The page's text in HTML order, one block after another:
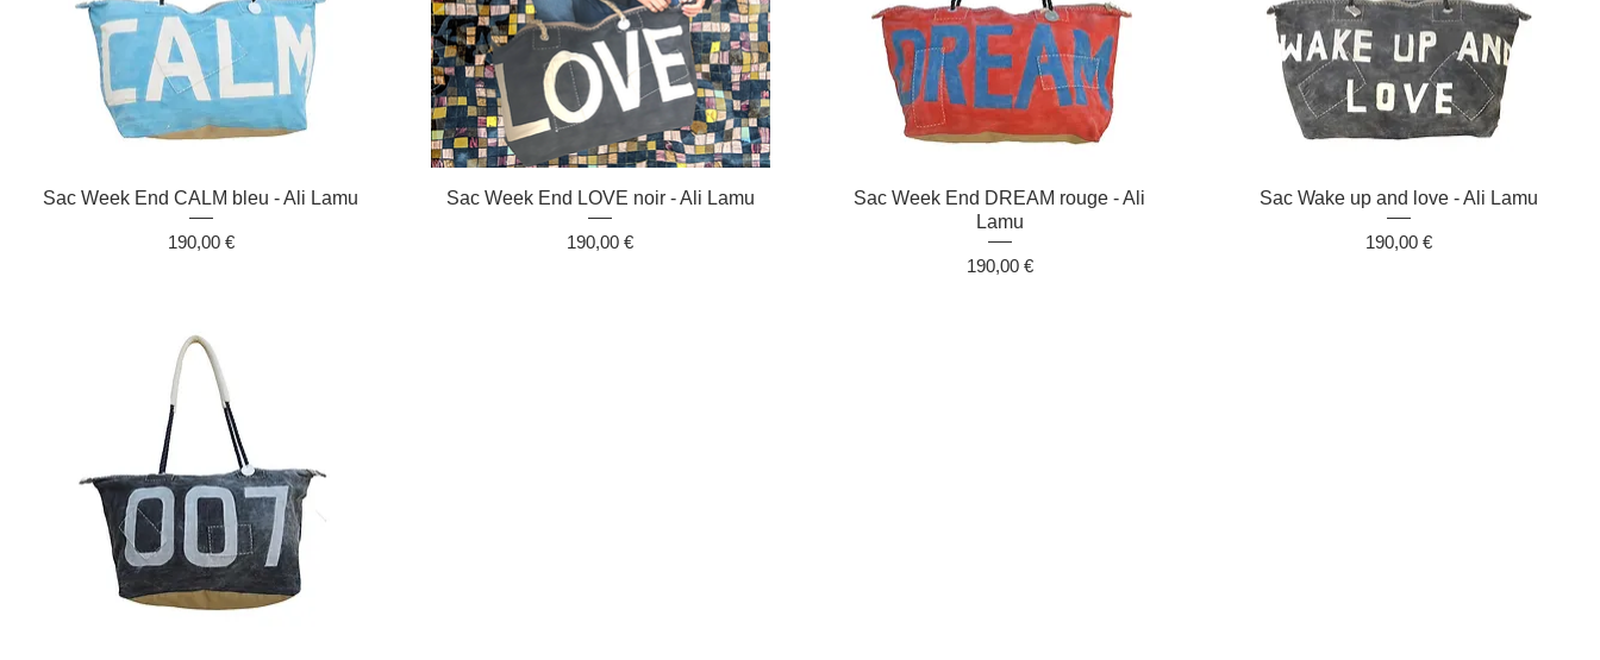
Aperçu rapide
Sac Week End CALM bleu - Ali Lamu
Prix
190,00 €
Aperçu rapide
Sac Week End LOVE noir - Ali Lamu
Prix
190,00 €
Aperçu rapide
Sac Week End DREAM rouge - Ali
Lamu
Prix
190,00 €
Aperçu rapide
Sac Wake up and love - Ali Lamu
Prix
190,00 €